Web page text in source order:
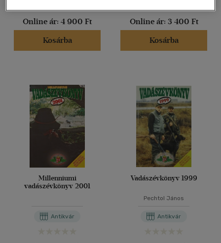
Online ár: 4 900 Ft
Kosárba
Online ár: 3 400 Ft
Kosárba
Millenniumi
vadászévkönyv 2001
Antikvár
Vadászévkönyv 1999
Pechtol János
Antikvár